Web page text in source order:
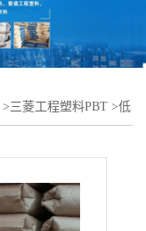
>三菱工程塑料PBT >低